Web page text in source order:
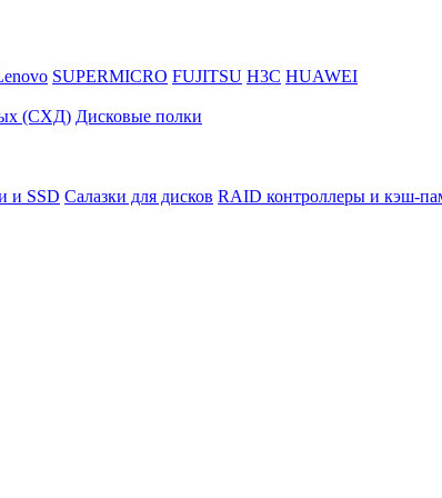
SUPERMICRO FUJITSU H3C HUAWEI
(СХД) Дисковые полки
и SSD Салазки для дисков RAID контроллеры и кэш-